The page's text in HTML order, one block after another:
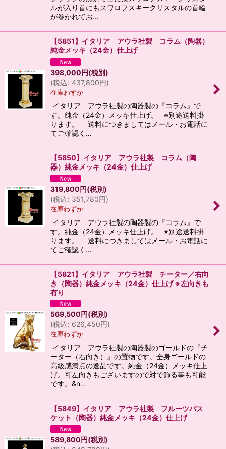
ルが入り首にもスワロフスキークリスタルの首輪
が巻かれてお…
【5851】イタリア アウラ社製 コラム（陶器）
純金メッキ（24金）仕上げ
398,000円(税別)
(税込: 437,800円)
在庫わずか
イタリア アウラ社製の陶器製の『コラム』で
す。純金（24金）メッキ仕上げ。 ※別途送料掛
ります。 送料につきましてはメール・お電話に
てご確認く…
【5850】イタリア アウラ社製 コラム（陶
器）純金メッキ（24金）仕上げ
319,800円(税別)
(税込: 351,780円)
在庫わずか
イタリア アウラ社製の陶器製の『コラム』で
す。純金（24金）メッキ仕上げ。 ※別途送料掛
ります。 送料につきましてはメール・お電話に
てご確認く…
【5821】イタリア アウラ社製 チーター／右向
き（陶器）純金メッキ（24金）仕上げ ※左向きも
有り
569,500円(税別)
(税込: 626,450円)
在庫わずか
イタリア アウラ社製の陶器製のゴールドの『チ
ーター（右向き）』の置物です。全身ゴールドの
高級感満点の逸品です。純金（24金）メッキ仕上
げ。可左向きもございますので対で飾る事も可能
です。&n…
【5849】イタリア アウラ社製 フルーツバス
ケット（陶器）純金メッキ（24金）仕上げ
589,800円(税別)